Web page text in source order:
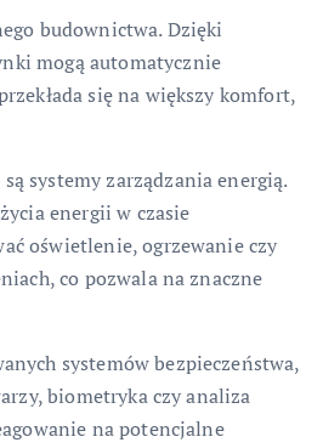
budownictwa. Dzięki
mogą automatycznie
się na większy komfort,
systemy zarządzania energią.
energii w czasie
oświetlenie, ogrzewanie czy
co pozwala na znaczne
systemów bezpieczeństwa,
biometryka czy analiza
na potencjalne